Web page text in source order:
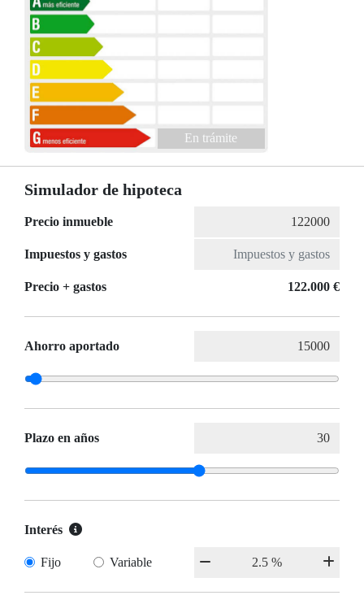
En trámite
Simulador de hipoteca
Precio inmueble
Impuestos y gastos
Precio + gastos 122.000 €
Ahorro aportado
Plazo en años
Interés
Fijo Variable